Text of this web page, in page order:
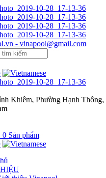
- vinapool@gmail.com
Khiêm, Phường Hạnh
0 Sản phẩm